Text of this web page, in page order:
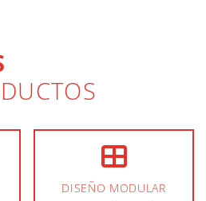
DISEÑO MODULAR